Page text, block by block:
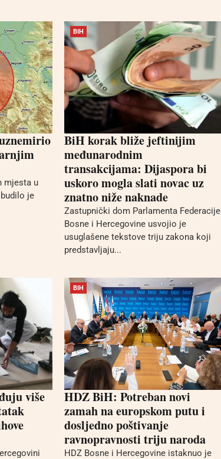
mjesta u
je
BIH
BiH korak bliže jeftinijim
međunarodnim
transakcijama: Dijaspora bi
uskoro mogla slati novac uz
znatno niže naknade
Zastupnički dom Parlamenta Federacije
Bosne i Hercegovine usvojio je
usuglašene tekstove triju zakona koji
predstavljaju...
više
BIH
HDZ BiH: Potreban novi
zamah na europskom putu i
dosljedno poštivanje
ravnopravnosti triju naroda
HDZ Bosne i Hercegovine istaknuo je